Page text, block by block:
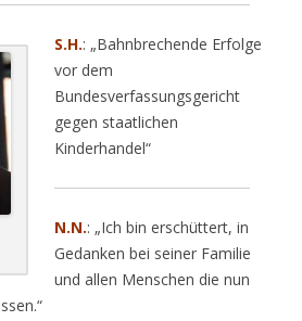
S.H.: „Bahnbrechende Erfolge
vor dem
Bundesverfassungsgericht
gegen staatlichen
Kinderhandel“
N.N.: „Ich bin erschüttert, in
Gedanken bei seiner Familie
und allen Menschen die nun